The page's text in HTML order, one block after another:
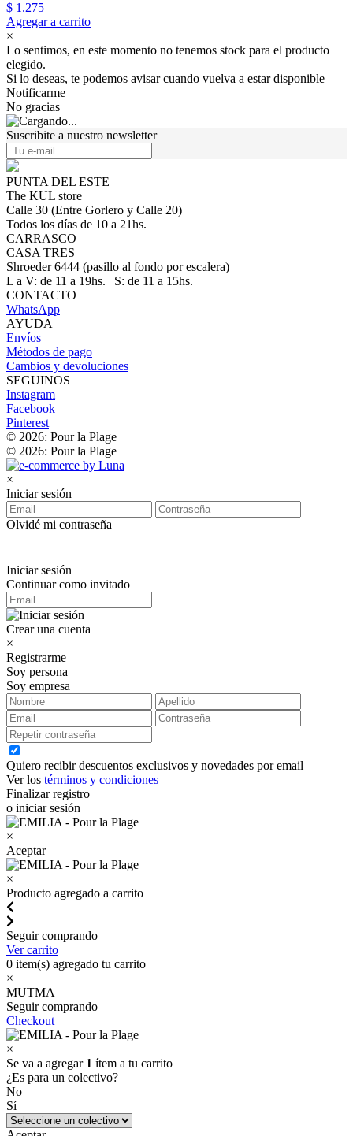
$ 1.275
Agregar a carrito
×
Lo sentimos, en este momento no tenemos stock para el producto
elegido.
Si lo deseas, te podemos avisar cuando vuelva a estar disponible
Notificarme
No gracias
Suscribite a nuestro newsletter
PUNTA DEL ESTE
The KUL store
Calle 30 (Entre Gorlero y Calle 20)
Todos los días de 10 a 21hs.
CARRASCO
CASA TRES
Shroeder 6444 (pasillo al fondo por escalera)
L a V: de 11 a 19hs. | S: de 11 a 15hs.
CONTACTO
WhatsApp
AYUDA
Envíos
Métodos de pago
Cambios y devoluciones
SEGUINOS
Instagram
Facebook
Pinterest
© 2026: Pour la Plage
© 2026: Pour la Plage
×
Iniciar sesión
Olvidé mi contraseña
Iniciar sesión
Continuar como invitado
Crear una cuenta
×
Registrarme
Soy persona
Soy empresa
Quiero recibir descuentos exclusivos y novedades por email
Ver los términos y condiciones
Finalizar registro
o iniciar sesión
×
Aceptar
×
Producto agregado a carrito
Seguir comprando
Ver carrito
0 item(s) agregado tu carrito
×
MUTMA
Seguir comprando
Checkout
×
Se va a agregar 1 ítem a tu carrito
¿Es para un colectivo?
No
Sí